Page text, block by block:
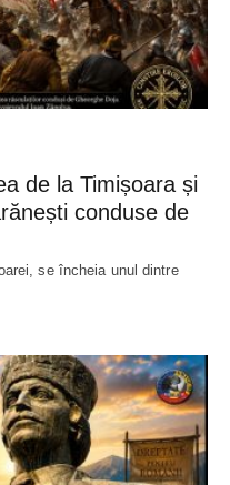
de la Timișoara și
conduse de
se încheia unul dintre